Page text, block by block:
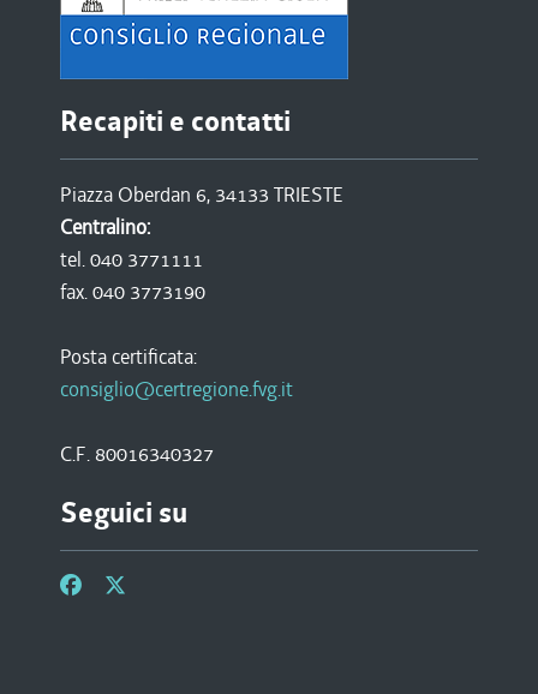
Recapiti e contatti
Piazza Oberdan 6, 34133 TRIESTE
Centralino:
tel. 040 3771111
fax. 040 3773190
Posta certificata:
consiglio@certregione.fvg.it
C.F. 80016340327
Seguici su